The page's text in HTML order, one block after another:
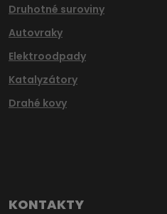
Druhotné suroviny
Autovraky
Elektroodpady
Katalyzátory
Drahé kovy
KONTAKTY